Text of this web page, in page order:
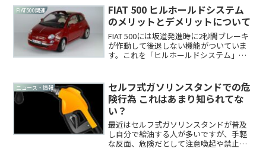
が起きているのでしょうか？関連記事新
型クラウンにがっかりした...
FIAT500関連
FIAT 500 ヒルホールドシステム
のメリットとデメリットについて
FIAT 500には坂道発進時に2秒間ブレーキ
が作動して後退しない機能がついていま
す。これを「ヒルホールドシステム」と
は乗り難さに繋がるケースもあるようで
す。今回はヒル...
ニュース・情報
セルフ式ガソリンスタンドでの危
険行為 これはあまり知られてな
い？
最近はセルフ式ガソリンスタンドが普及
し自分で給油する人が多いですが、手軽
な反面、危険だとして注意喚起や禁止さ